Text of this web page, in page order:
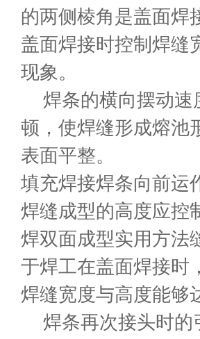
的两侧棱角是盖面焊
盖面焊接时控制焊缝
现象。
焊条的横向摆动
顿，使焊缝形成熔池
表面平整。
填充焊接焊条向前运
焊缝成型的高度应控
焊双面成型实用方法
于焊工在盖面焊接时
焊缝宽度与高度能够
焊条再次接头时